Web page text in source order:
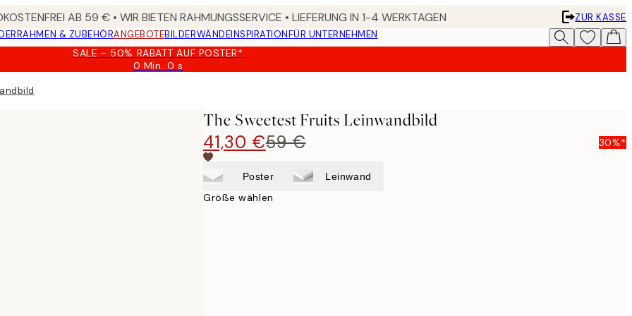
AB 59 € • WIR BIETEN RAHMUNGSSERVICE • LIEFERUNG IN 1-4 WERKTAGEN
ZUR KASSE
RAHMEN & ZUBEHÖRANGEBOTEBILDERWÄNDEINSPIRATIONFÜR UNTERNEHMEN
SALE - 50% RABATT AUF POSTER*
0 Min. 0 s
Gültig
The Sweetest Fruits Leinwandbild
41,30 €59 € 30%*
Poster Leinwand
Größe wählen